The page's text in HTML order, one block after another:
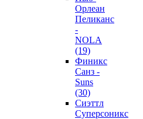
Орлеан
Пеликанс
-
NOLA
(19)
Финикс
Санз -
Suns
(30)
Сиэттл
Суперсоникс